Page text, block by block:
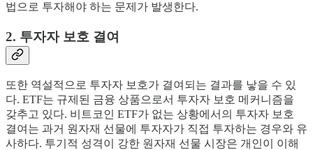
법으로 투자해야 하는 문제가 발생한다.
2. 투자자 보호 결여
또한 역설적으로 투자자 보호가 결여되는 결과를 낳을 수 있
다. ETF는 규제된 금융 상품으로서 투자자 보호 메커니즘을
갖추고 있다. 비트코인 ETF가 없는 상황에서의 투자자 보호
결여는 과거 원자재 선물에 투자자가 직접 투자하는 경우와 유
사하다. 투기적 성격이 강한 원자재 선물 시장은 개인이 이해